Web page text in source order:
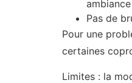
Pas de
Pour une
certaines
Limites : la